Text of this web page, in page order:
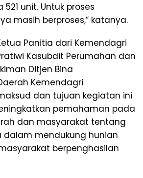
unit. Untuk proses
masih berproses,” katanya.
Panitia dari Kemendagri
Kasubdit Perumahan dan
Ditjen Bina
Kemendagri
dan tujuan kegiatan ini
pemahaman pada
dan masyarakat tentang
dalam mendukung hunian
berpenghasilan